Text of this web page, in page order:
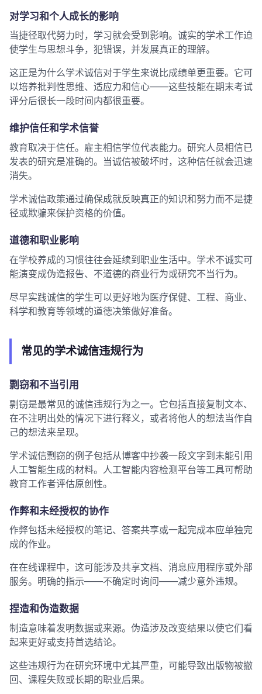
对学习和个人成长的影响
当捷径取代努力时，学习就会受到影响。诚实的学术工作迫
使学生与思想斗争，犯错误，并发展真正的理解。
这正是为什么学术诚信对于学生来说比成绩单更重要。它可
以培养批判性思维、适应力和信心——这些技能在期末考试
评分后很长一段时间内都很重要。
维护信任和学术信誉
教育取决于信任。雇主相信学位代表能力。研究人员相信已
发表的研究是准确的。当诚信被破坏时，这种信任就会迅速
消失。
学术诚信政策通过确保成就反映真正的知识和努力而不是捷
径或欺骗来保护资格的价值。
道德和职业影响
在学校养成的习惯往往会延续到职业生活中。学术不诚实可
能演变成伪造报告、不道德的商业行为或研究不当行为。
尽早实践诚信的学生可以更好地为医疗保健、工程、商业、
科学和教育等领域的道德决策做好准备。
常见的学术诚信违规行为
剽窃和不当引用
剽窃是最常见的诚信违规行为之一。它包括直接复制文本、
在不注明出处的情况下进行释义，或者将他人的想法当作自
己的想法来呈现。
学术诚信剽窃的例子包括从博客中抄袭一段文字到未能引用
人工智能生成的材料。人工智能内容检测平台等工具可帮助
教育工作者评估原创性。
作弊和未经授权的协作
作弊包括未经授权的笔记、答案共享或一起完成本应单独完
成的作业。
在在线课程中，这可能涉及共享文档、消息应用程序或外部
服务。明确的指示——不确定时询问——减少意外违规。
捏造和伪造数据
制造意味着发明数据或来源。伪造涉及改变结果以使它们看
起来更好或支持首选结论。
这些违规行为在研究环境中尤其严重，可能导致出版物被撤
回、课程失败或长期的职业后果。